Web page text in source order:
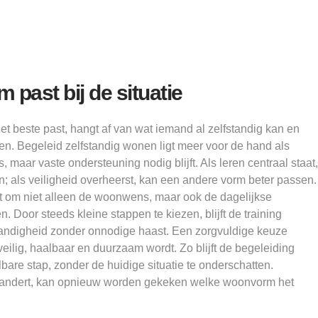
past bij de situatie
beste past, hangt af van wat iemand al zelfstandig kan en
Begeleid zelfstandig wonen ligt meer voor de hand als
maar vaste ondersteuning nodig blijft. Als leren centraal staat,
als veiligheid overheerst, kan een andere vorm beter passen.
om niet alleen de woonwens, maar ook de dagelijkse
Door steeds kleine stappen te kiezen, blijft de training
zonder onnodige haast. Een zorgvuldige keuze
haalbaar en duurzaam wordt. Zo blijft de begeleiding
stap, zonder de huidige situatie te onderschatten.
kan opnieuw worden gekeken welke woonvorm het